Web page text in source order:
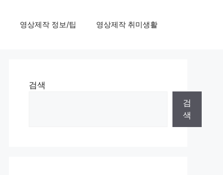
영상제작 정보/팁 영상제작 취미생활
검색
검
색